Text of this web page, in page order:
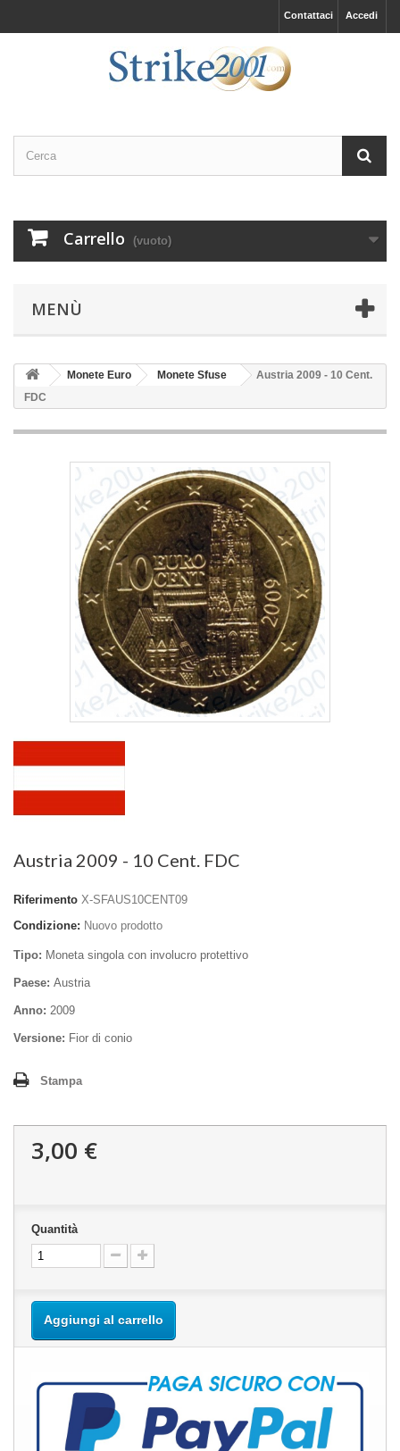
Accedi
Contattaci
Carrello (vuoto)
MENÙ
Monete Euro Monete Sfuse
Austria 2009 - 10 Cent.
FDC
Austria 2009 - 10 Cent. FDC
Riferimento X-SFAUS10CENT09
Condizione: Nuovo prodotto
Tipo: Moneta singola con involucro protettivo
Paese: Austria
Anno: 2009
Versione: Fior di conio
Stampa
3,00 €
Quantità
Aggiungi al carrello